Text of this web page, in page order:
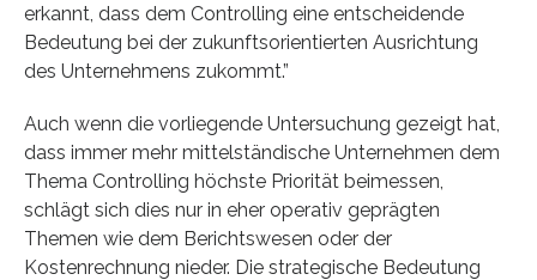
erkannt, dass dem Controlling eine entscheidende
Bedeutung bei der zukunftsorientierten Ausrichtung
des Unternehmens zukommt.”
Auch wenn die vorliegende Untersuchung gezeigt hat,
dass immer mehr mittelständische Unternehmen dem
Thema Controlling höchste Priorität beimessen,
schlägt sich dies nur in eher operativ geprägten
Themen wie dem Berichtswesen oder der
Kostenrechnung nieder. Die strategische Bedeutung